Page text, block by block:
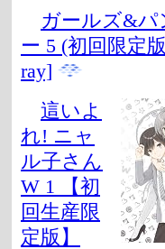
ガールズ&パ
ー 5 (初回限定
ray]
這いよ
れ! ニャ
ル子さん
W 1 【初
回生産限
定版】